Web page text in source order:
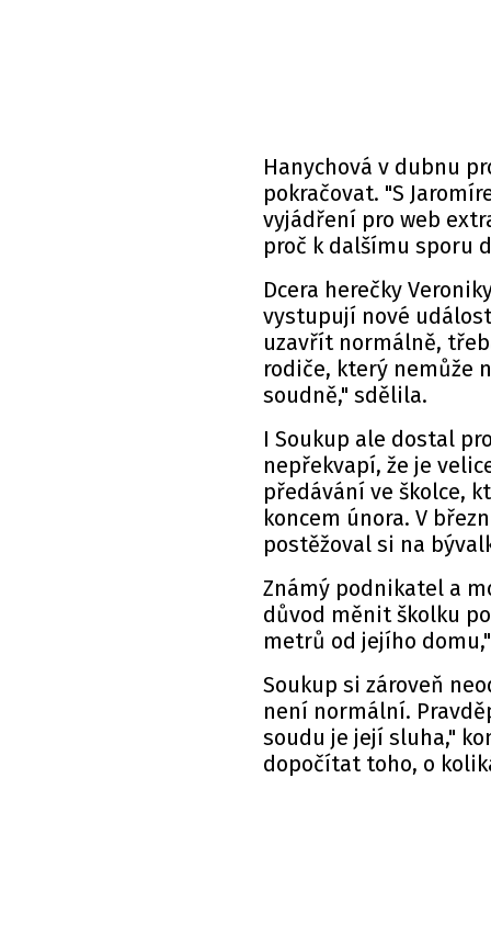
Hanychová v dubnu
pokračovat. "S
vyjádření pro web
proč k dalšímu sporu
Dcera herečky
vystupují nové
uzavřít normálně,
rodiče, který nemůže
soudně," sdělila.
I Soukup ale dostal
nepřekvapí, že je
předávání ve školce,
koncem února. V
postěžoval si na
Známý podnikatel a
důvod měnit školku
metrů od jejího
Soukup si zároveň
není normální.
soudu je její sluha,"
dopočítat toho, o